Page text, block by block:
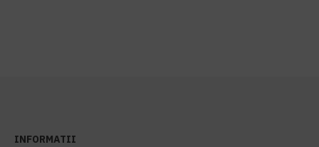
INFORMATII